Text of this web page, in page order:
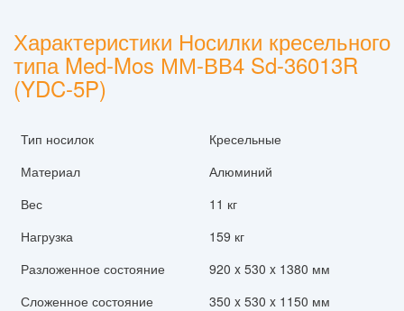
Характеристики Носилки кресельного
типа Med-Mos ММ-ВВ4 Sd-36013R
(YDC-5P)
Тип носилок
Кресельные
Материал
Алюминий
Вес
11 кг
Нагрузка
159 кг
Разложенное состояние
920 x 530 x 1380 мм
Сложенное состояние
350 x 530 x 1150 мм